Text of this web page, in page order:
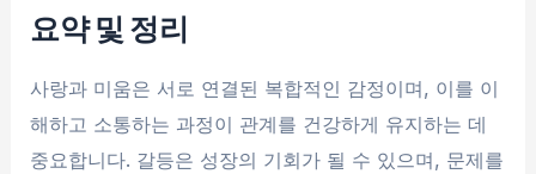
요약 및 정리
사랑과 미움은 서로 연결된 복합적인 감정이며, 이를 이
해하고 소통하는 과정이 관계를 건강하게 유지하는 데
중요합니다. 갈등은 성장의 기회가 될 수 있으며, 문제를